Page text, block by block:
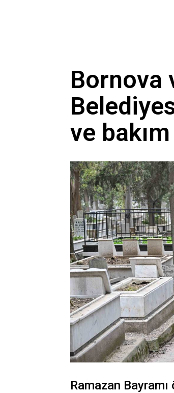
Bornova
ve bakım
Ramazan